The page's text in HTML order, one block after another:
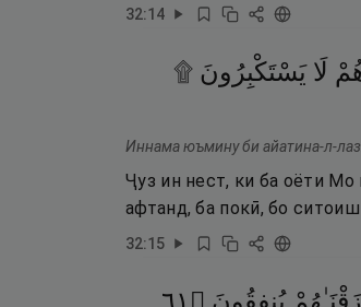
32:14
لَا يَسْتَكْبِرُونَ ۩
Иннама юъмину би айатина-л-
Ҷуз ин нест, ки ба оёти Мо
афтанд, ба покӣ, бо
32:15